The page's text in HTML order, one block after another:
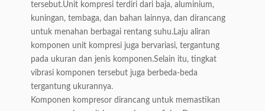
tersebut.Unit kompresi terdiri dari baja, aluminium,
kuningan, tembaga, dan bahan lainnya, dan dirancang
untuk menahan berbagai rentang suhu.Laju aliran
komponen unit kompresi juga bervariasi, tergantung
pada ukuran dan jenis komponen.Selain itu, tingkat
vibrasi komponen tersebut juga berbeda-beda
tergantung ukurannya.
Komponen kompresor dirancang untuk memastikan